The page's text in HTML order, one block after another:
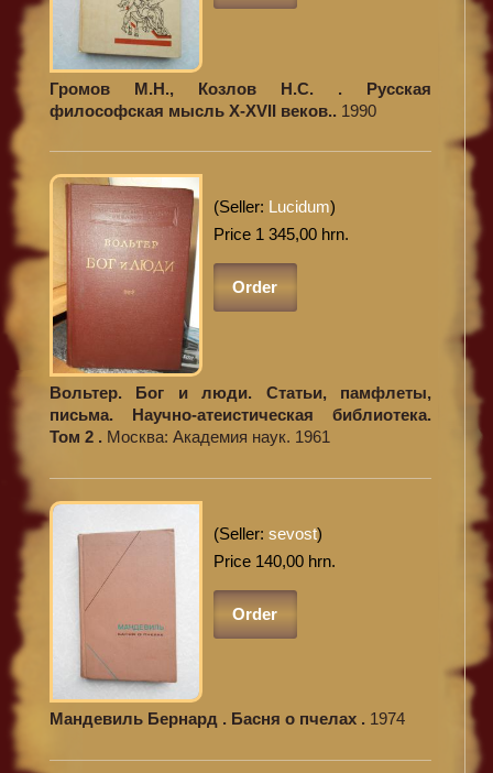
Громов М.Н., Козлов Н.С. . Русская
философская мысль X-XVII веков.. 1990
(Seller: Lucidum)
Price 1 345,00 hrn.
Order
Вольтер. Бог и люди. Статьи, памфлеты,
письма. Научно-атеистическая библиотека.
Том 2 . Москва: Академия наук. 1961
(Seller: sevost)
Price 140,00 hrn.
Order
Мандевиль Бернард . Басня о пчелах . 1974